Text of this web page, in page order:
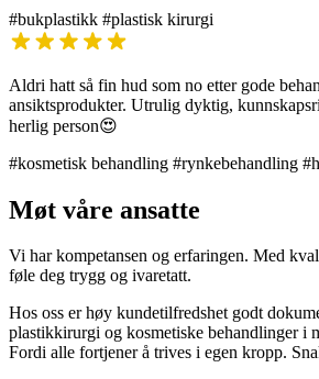
#bukplastikk #plastisk kirurgi
Aldri hatt så fin hud som no etter gode
ansiktsprodukter. Utrulig dyktig,
herlig person😍
#kosmetisk behandling #rynkebehandling
Møt våre ansatte
Vi har kompetansen og erfaringen. Med
føle deg trygg og ivaretatt.
Hos oss er høy kundetilfredshet godt
plastikkirurgi og kosmetiske behandlinger i
Fordi alle fortjener å trives i egen kropp.